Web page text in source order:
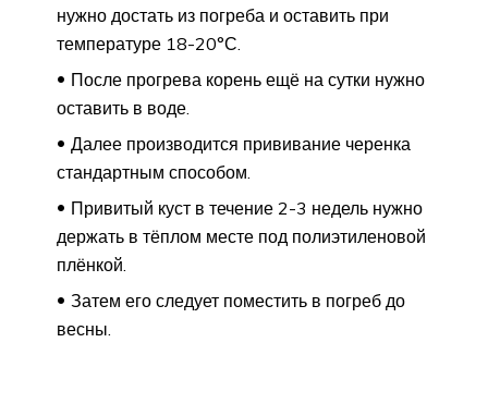
нужно достать из погреба и оставить при
температуре 18-20°С.
После прогрева корень ещё на сутки нужно
оставить в воде.
Далее производится прививание черенка
стандартным способом.
Привитый куст в течение 2-3 недель нужно
держать в тёплом месте под полиэтиленовой
плёнкой.
Затем его следует поместить в погреб до
весны.